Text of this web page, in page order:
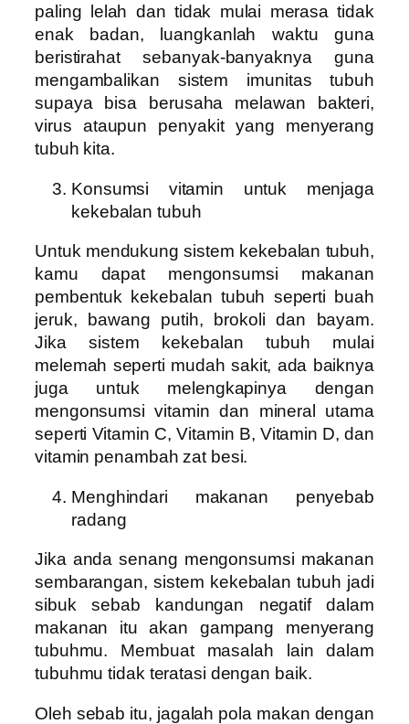
paling lelah dan tidak mulai merasa tidak
enak badan, luangkanlah waktu guna
beristirahat sebanyak-banyaknya guna
mengambalikan sistem imunitas tubuh
supaya bisa berusaha melawan bakteri,
virus ataupun penyakit yang menyerang
tubuh kita.
Konsumsi vitamin untuk menjaga
kekebalan tubuh
Untuk mendukung sistem kekebalan tubuh,
kamu dapat mengonsumsi makanan
pembentuk kekebalan tubuh seperti buah
jeruk, bawang putih, brokoli dan bayam.
Jika sistem kekebalan tubuh mulai
melemah seperti mudah sakit, ada baiknya
juga untuk melengkapinya dengan
mengonsumsi vitamin dan mineral utama
seperti Vitamin C, Vitamin B, Vitamin D, dan
vitamin penambah zat besi.
Menghindari makanan penyebab
radang
Jika anda senang mengonsumsi makanan
sembarangan, sistem kekebalan tubuh jadi
sibuk sebab kandungan negatif dalam
makanan itu akan gampang menyerang
tubuhmu. Membuat masalah lain dalam
tubuhmu tidak teratasi dengan baik.
Oleh sebab itu, jagalah pola makan dengan